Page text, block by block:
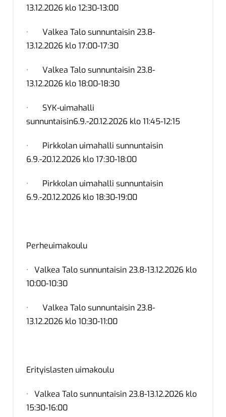
13.12.2026 klo 12:30-13:00
· Valkea Talo sunnuntaisin 23.8-
13.12.2026 klo 17:00-17:30
· Valkea Talo sunnuntaisin 23.8-
13.12.2026 klo 18:00-18:30
· SYK-uimahalli
sunnuntaisin6.9.-20.12.2026 klo 11:45-12:15
· Pirkkolan uimahalli sunnuntaisin
6.9.-20.12.2026 klo 17:30-18:00
· Pirkkolan uimahalli sunnuntaisin
6.9.-20.12.2026 klo 18:30-19:00
Perheuimakoulu
· Valkea Talo sunnuntaisin 23.8-13.12.2026 klo
10:00-10:30
· Valkea Talo sunnuntaisin 23.8-
13.12.2026 klo 10:30-11:00
Erityislasten uimakoulu
· Valkea Talo sunnuntaisin 23.8-13.12.2026 klo
15:30-16:00